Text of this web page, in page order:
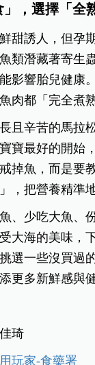
，選擇「全
甜誘人，但孕
類潛藏著寄生
影響胎兒健康
肉都「完全煮
且辛苦的馬拉
寶最好的開始
掉魚，而是要
，把營養精準
、少吃大魚、
大海的美味，
選一些沒買過
更多新鮮感與
琦
玩家-食藥署